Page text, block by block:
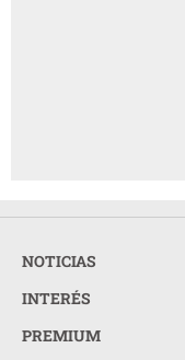
NOTICIAS
INTERÉS
PREMIUM